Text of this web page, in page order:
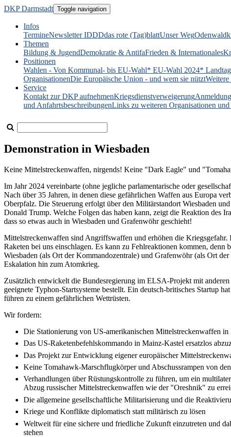
DKP Darmstadt Toggle navigation
Infos
TermineNewsletter IDDDdas rote (Tag)blattUnser Weg
Themen
Bildung & JugendDemokratie & AntifaFrieden & Internationales
Positionen
Wahlen - Von Kommunal- bis EU-Wahl* EU-Wahl 2024*
OrganisationenDie Europäische Union - und wem sie nütztWeitere
Service
Kontakt zur DKP aufnehmenKriegsdienstverweigerung
und AnfahrtsbeschreibungenLinks zu weiteren Organisationen und
Demonstration in Wiesbaden
Keine Mittelstreckenwaffen, nirgends! Keine "Dark Eagle" und
Im Jahr 2024 vereinbarte (ohne jegliche parlamentarische oder
Nach über 35 Jahren, in denen diese gefährlichen Waffen aus Europa
Oberpfalz. Die Steuerung erfolgt über den Militärstandort Wiesbaden
Donald Trump. Welche Folgen das haben kann, zeigt die Reaktion
dass so etwas auch in Wiesbaden und Grafenwöhr geschieht!
Mittelstreckenwaffen sind Angriffswaffen und erhöhen die
Raketen bei uns einschlagen. Es kann zu Fehlreaktionen kommen,
Wiesbaden (als Ort der Kommandozentrale) und Grafenwöhr (als Ort
Eskalation hin zum Atomkrieg.
Zusätzlich entwickelt die Bundesregierung im ELSA-Projekt mit
geeignete Typhon-Startsysteme bestellt. Ein deutsch-britisches Startup
führen zu einem gefährlichen Wettrüsten.
Wir fordern:
Die Stationierung von US-amerikanischen Mittelstreckenwaffen in
Das US-Raketenbefehlskommando in Mainz-Kastel ersatzlos
Das Projekt zur Entwicklung eigener europäischer
Keine Tomahawk-Marschflugkörper und Abschussrampen von
Verhandlungen über Rüstungskontrolle zu führen, um ein
Abzug russischer Mittelstreckenwaffen wie der "Oreshnik" zu
Die allgemeine gesellschaftliche Militarisierung und die
Kriege und Konflikte diplomatisch statt militärisch zu lösen
Weltweit für eine sichere und friedliche Zukunft einzutreten und
stehen